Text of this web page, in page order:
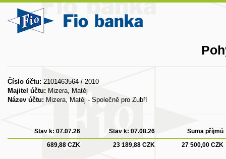
Číslo účtu: 2101463564 / 2010
Majitel účtu: Mizera, Matěj
Název účtu: Mizera, Matěj - Společně pro Zubří
Stav k: 07.07.26 Stav k: 07.08.26
Suma příjmů
689,88 CZK
23 189,88 CZK 27 500,00 CZK